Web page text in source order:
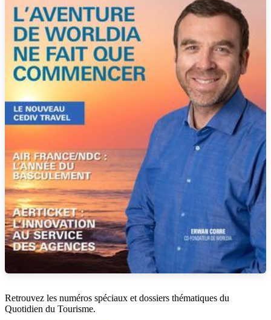
Retrouvez les numéros spéciaux et dossiers thématiques du
Quotidien du Tourisme.